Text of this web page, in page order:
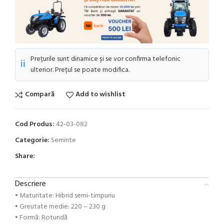
ℹ️ Prețurile sunt dinamice și se vor confirma telefonic
ulterior. Prețul se poate modifica.
Compară Add to wishlist
Cod Produs: 42-03-082
Categorie: Seminte
Share:
Descriere
• Maturitate: Hibrid semi-timpuriu
• Greutate medie: 220 – 230 g
• Formă: Rotundă